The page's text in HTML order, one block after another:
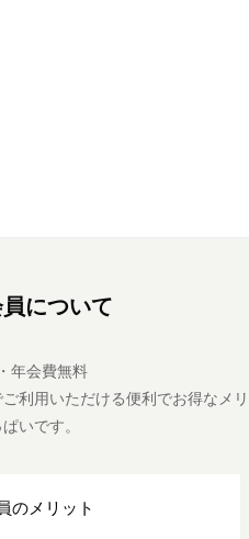
について
年会費無料
利用いただける便利でお得なメリ
いです。
のメリット